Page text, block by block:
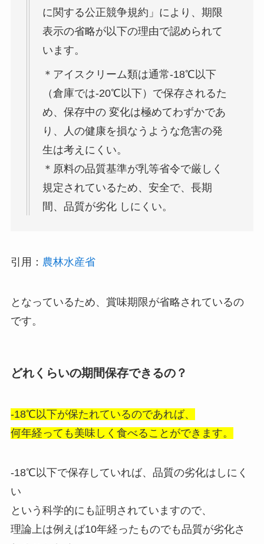
に関する公正競争規約」により、期限
表示の省略が以下の理由で認められて
います。
＊アイスクリーム類は通常-18℃以下
（倉庫では-20℃以下）で保存されるた
め、保存中の 変化は極めてわずかであ
り、人の健康を損なうような危害の発
生は考えにくい。
＊原料の品質基準が乳等省令で厳しく
規定されているため、安全で、長期
間、品質が劣化 しにくい。
引用： 農林水産省
となっているため、賞味期限が省略されているの
です。
どれくらいの期間保存できるの？
-18℃以下が保たれているのであれば、
何年経っても美味しく食べることができます。
-18℃以下で保存していれば、品質の劣化はしにく
い
という科学的にも証明されていますので、
理論上は例えば10年経ったものでも品質が劣化さ